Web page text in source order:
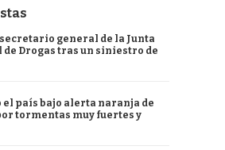
general de la Junta
de Drogas tras un siniestro de
el país bajo alerta naranja de
tormentas muy fuertes y